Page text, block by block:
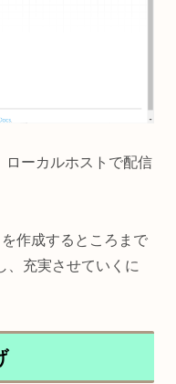
ローカルホストで配信
作成するところまで
、充実させていくに